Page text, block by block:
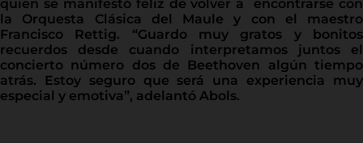
quien se manifestó feliz de volver a encontrarse con
la Orquesta Clásica del Maule y con el maestro
Francisco Rettig. “Guardo muy gratos y bonitos
recuerdos desde cuando interpretamos juntos el
concierto número dos de Beethoven algún tiempo
atrás. Estoy seguro que será una experiencia muy
especial y emotiva”, adelantó Abols.